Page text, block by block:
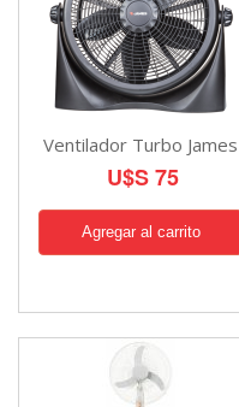
Ventilador Turbo James
U$S 75